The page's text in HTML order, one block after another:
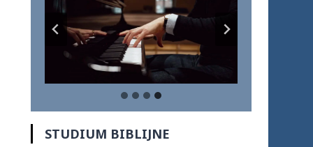
STUDIUM BIBLIJNE